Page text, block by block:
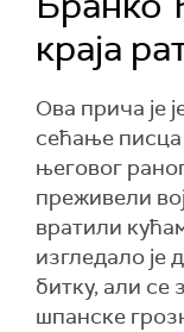
краја
Ова прича је
сећање
његовог
преживели
вратили
изгледало је
битку, али се
шпанске